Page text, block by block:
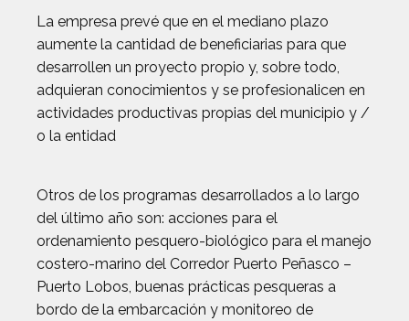
La empresa prevé que en el mediano plazo
aumente la cantidad de beneficiarias para que
desarrollen un proyecto propio y, sobre todo,
adquieran conocimientos y se profesionalicen en
actividades productivas propias del municipio y /
o la entidad
Otros de los programas desarrollados a lo largo
del último año son: acciones para el
ordenamiento pesquero-biológico para el manejo
costero-marino del Corredor Puerto Peñasco –
Puerto Lobos, buenas prácticas pesqueras a
bordo de la embarcación y monitoreo de